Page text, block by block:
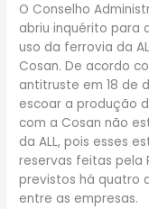
O Conselho
abriu inquérito para
uso da ferrovia da
Cosan. De acordo
antitruste em 18 de
escoar a produção
com a Cosan não
da ALL, pois esses
reservas feitas pela
previstos há quatro
entre as empresas.